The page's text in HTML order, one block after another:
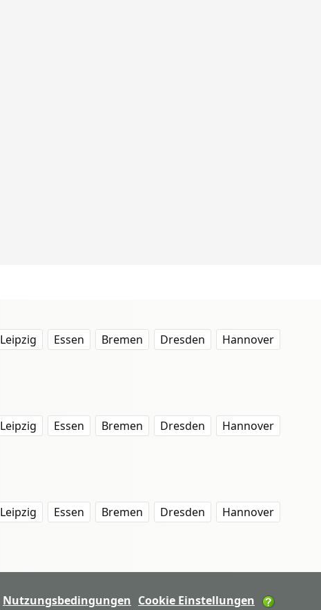
Leipzig Essen Bremen Dresden
Hannover
Leipzig Essen Bremen Dresden
Hannover
Leipzig Essen Bremen Dresden
Hannover
Nutzungsbedingungen Cookie Einstellungen